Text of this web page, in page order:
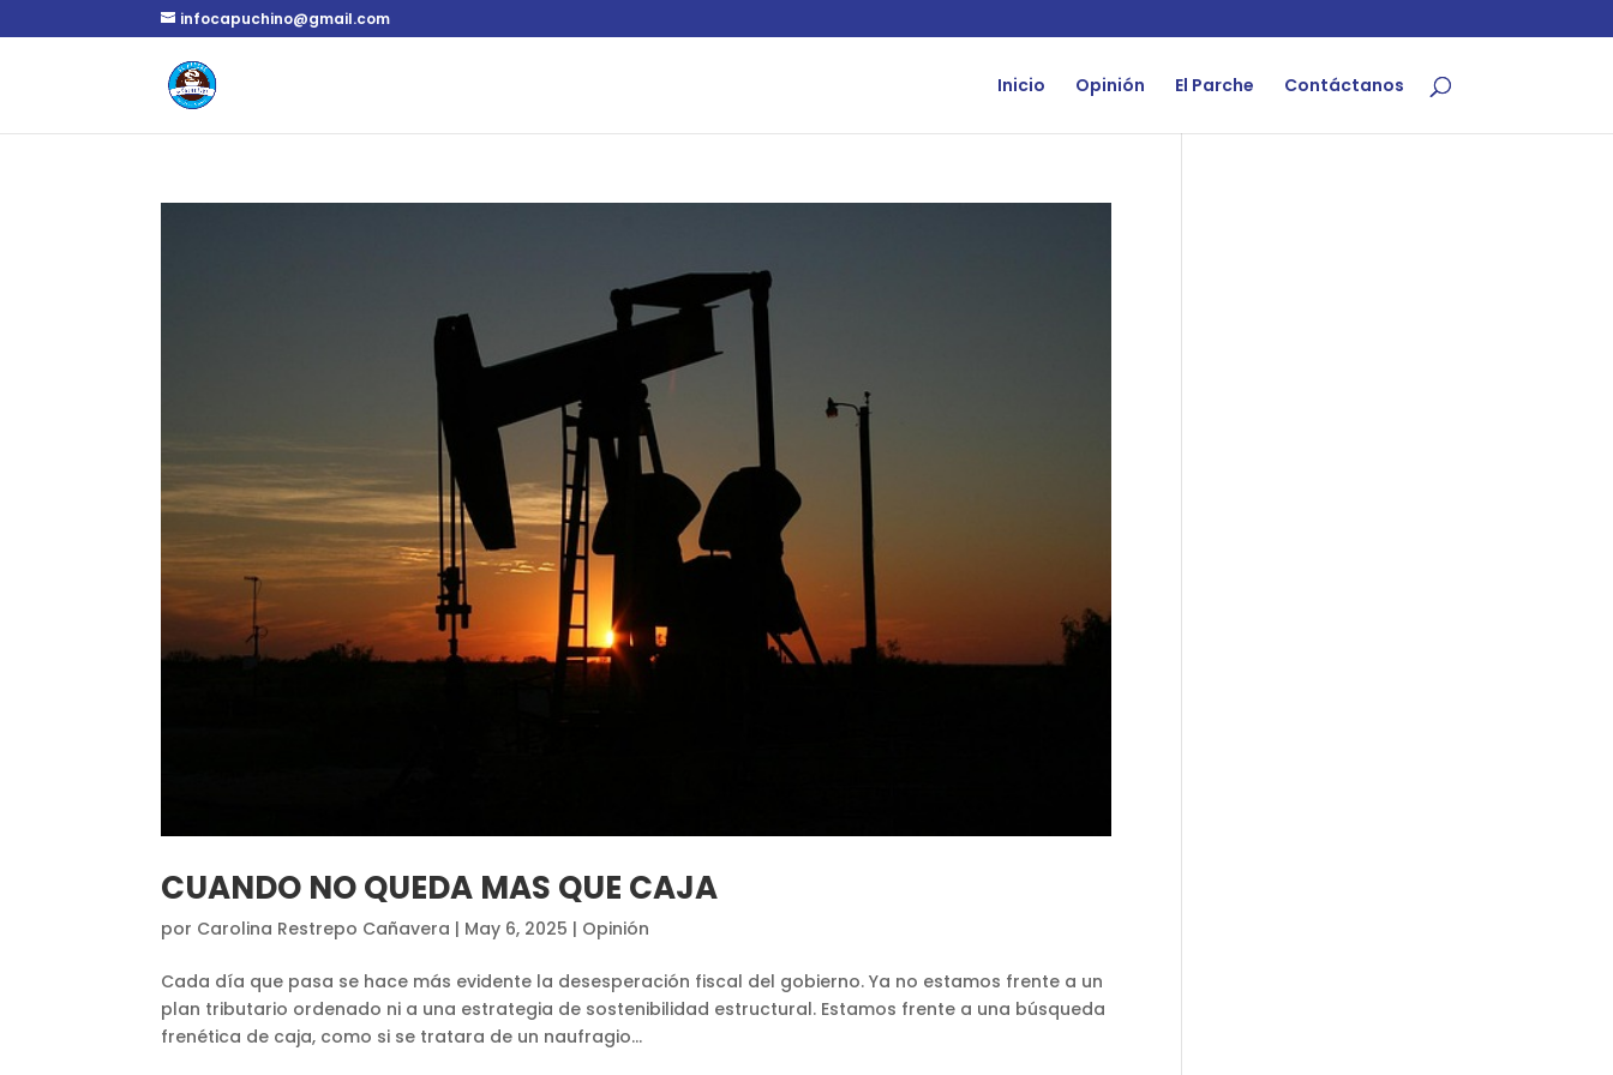
infocapuchino@gmail.com
Inicio Opinión El Parche Contáctanos
CUANDO NO QUEDA MAS QUE CAJA
por Carolina Restrepo Cañavera | May 6, 2025 | Opinión
Cada día que pasa se hace más evidente la desesperación fiscal del gobierno. Ya no estamos frente a un
plan tributario ordenado ni a una estrategia de sostenibilidad estructural. Estamos frente a una búsqueda
frenética de caja, como si se tratara de un naufragio...